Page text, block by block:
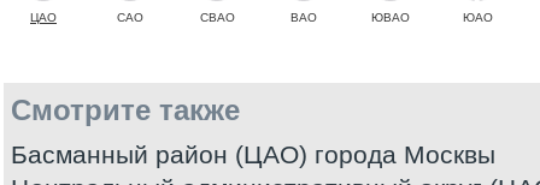
ЦАО САО СВАО ВАО ЮВАО ЮАО
Смотрите также
Басманный район (ЦАО) города Москвы